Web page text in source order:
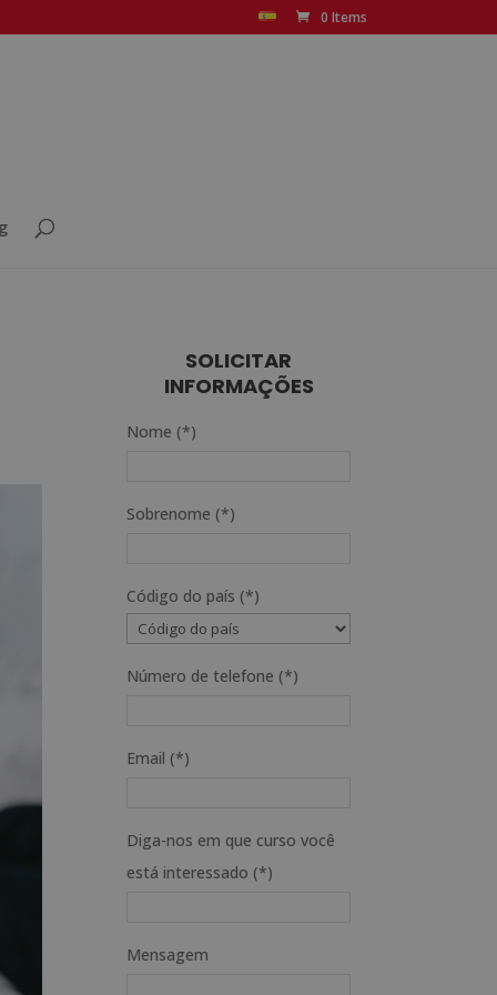
0 Items
SOLICITAR
INFORMAÇÕES
Nome (*)
Sobrenome (*)
Código do país (*)
Número de telefone (*)
Email (*)
Diga-nos em que curso você
está interessado (*)
Mensagem